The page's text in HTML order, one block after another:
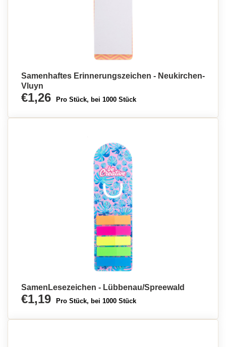
Samenhaftes Erinnerungszeichen - Neukirchen-
Vluyn
€1,26 Pro Stück, bei 1000 Stück
SamenLesezeichen - Lübbenau/Spreewald
€1,19 Pro Stück, bei 1000 Stück